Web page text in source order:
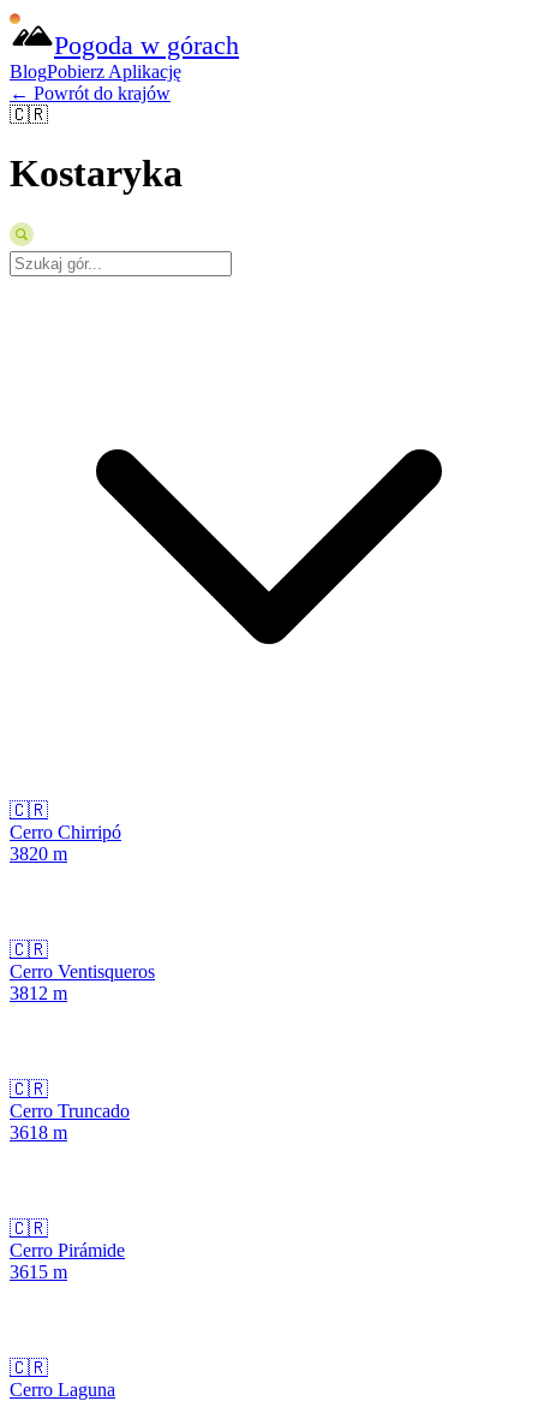
Pogoda w górach
BlogPobierz Aplikację
← Powrót do krajów
🇨🇷
Kostaryka
🇨🇷
Cerro Chirripó
3820 m
🇨🇷
Cerro Ventisqueros
3812 m
🇨🇷
Cerro Truncado
3618 m
🇨🇷
Cerro Pirámide
3615 m
🇨🇷
Cerro Laguna